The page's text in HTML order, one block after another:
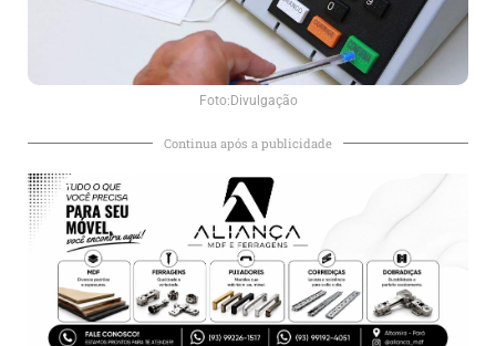
Foto:Divulgação
Continua após a publicidade